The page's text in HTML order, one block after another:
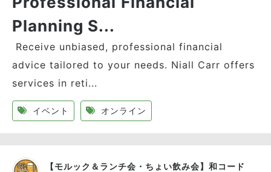
Planning S...
Receive unbiased, professional financial
advice tailored to your needs. Niall Carr offers
services in reti...
イベント オンライン
【モルック＆ランチ会・ちょい飲み会】和コード